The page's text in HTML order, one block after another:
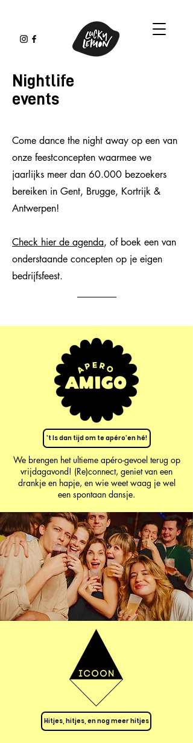
Nightlife
events
Come dance the night away op een van
onze feestconcepten waarmee we
jaarlijks meer dan 60.000 bezoekers
bereiken in Gent, Brugge, Kortrijk &
Antwerpen!
Check hier de agenda, of boek een van
onderstaande concepten op je eigen
bedrijfsfeest.
't Is dan tijd om te apéro'en hé!
We brengen het ultieme apéro-gevoel terug op
vrijdagavond! (Re)connect, geniet van een
drankje en hapje, en wie weet waag je wel
een spontaan dansje.
Hitjes, hitjes, en nog meer hitjes